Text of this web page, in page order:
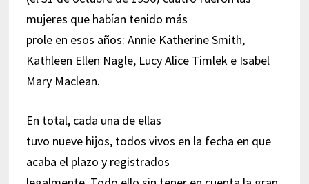
mujeres que habían tenido más
prole en esos años: Annie Katherine Smith,
Kathleen Ellen Nagle, Lucy Alice Timlek e Isabel
Mary Maclean.
En total, cada una de ellas
tuvo nueve hijos, todos vivos en la fecha en que
acaba el plazo y registrados